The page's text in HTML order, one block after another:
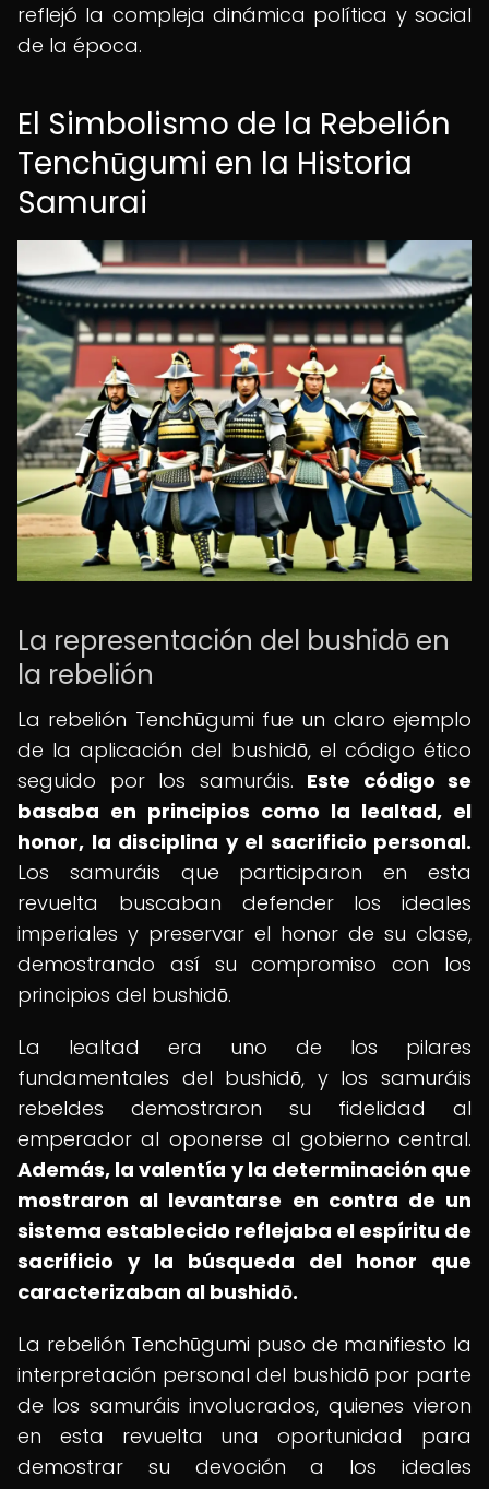
reflejó la compleja dinámica política y social
de la época.
El Simbolismo de la Rebelión
Tenchūgumi en la Historia
Samurai
La representación del bushidō en
la rebelión
La rebelión Tenchūgumi fue un claro ejemplo
de la aplicación del bushidō, el código ético
seguido por los samuráis. Este código se
basaba en principios como la lealtad, el
honor, la disciplina y el sacrificio personal.
Los samuráis que participaron en esta
revuelta buscaban defender los ideales
imperiales y preservar el honor de su clase,
demostrando así su compromiso con los
principios del bushidō.
La lealtad era uno de los pilares
fundamentales del bushidō, y los samuráis
rebeldes demostraron su fidelidad al
emperador al oponerse al gobierno central.
Además, la valentía y la determinación que
mostraron al levantarse en contra de un
sistema establecido reflejaba el espíritu de
sacrificio y la búsqueda del honor que
caracterizaban al bushidō.
La rebelión Tenchūgumi puso de manifiesto la
interpretación personal del bushidō por parte
de los samuráis involucrados, quienes vieron
en esta revuelta una oportunidad para
demostrar su devoción a los ideales